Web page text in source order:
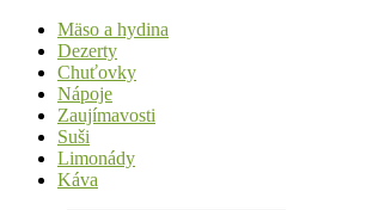
Mäso a hydina
Dezerty
Chuťovky
Nápoje
Zaujímavosti
Suši
Limonády
Káva